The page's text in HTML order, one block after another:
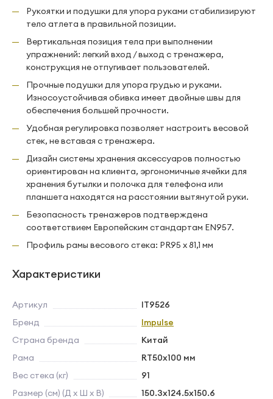
Рукоятки и подушки для упора руками стабилизируют
тело атлета в правильной позиции.
Вертикальная позиция тела при выполнении
упражнений: легкий вход / выход с тренажера,
конструкция не отпугивает пользователей.
Прочные подушки для упора грудью и руками.
Износоустойчивая обивка имеет двойные швы для
обеспечения большей прочности.
Удобная регулировка позволяет настроить весовой
стек, не вставая с тренажера.
Дизайн системы хранения аксессуаров полностью
ориентирован на клиента, эргономичные ячейки для
хранения бутылки и полочка для телефона или
планшета находятся на расстоянии вытянутой руки.
Безопасность тренажеров подтверждена
соответствием Европейским стандартам EN957.
Профиль рамы весового стека: PR95 х 81,1 мм
Характеристики
Артикул
IT9526
Бренд
Impulse
Страна бренда
Китай
Рама
RT50х100 мм
Вес стека (кг)
91
Размер (см) (Д х Ш х В)
150.3x124.5x150.6